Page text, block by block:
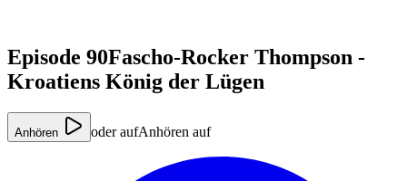
Episode 90Fascho-Rocker Thompson -
Kroatiens König der Lügen
Anhören oder aufAnhören auf